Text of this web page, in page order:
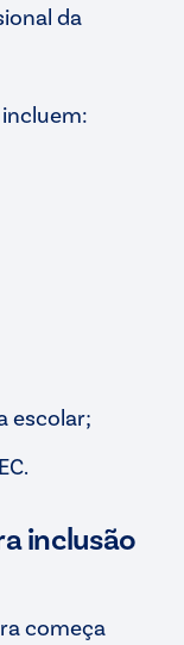
da
escolar;
inclusão
começa